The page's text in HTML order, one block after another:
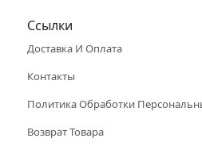
Ссылки
Доставка И Оплата
Контакты
Политика Обработки
Возврат Товара